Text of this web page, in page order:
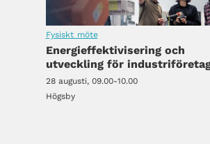
Fysiskt möte
Energieffektivisering och
utveckling för
28 augusti, 09.00-10.00
Högsby